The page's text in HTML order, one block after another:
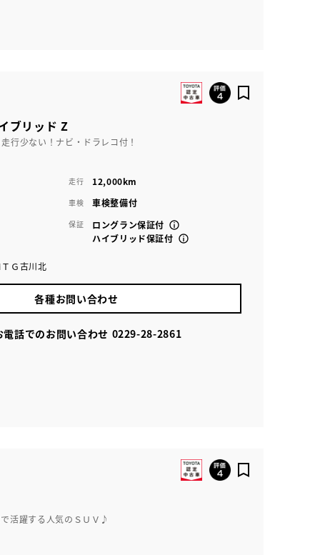
ブリッド Z
行少ない！ナビ・ドラレコ付！
走行 12,000km
車検 車検整備付
保証
ロングラン保証付
ハイブリッド保証付
Ｇ古川北
各種お問い合わせ
電話でのお問い合わせ 0229-28-2861
活躍する人気のＳＵＶ♪